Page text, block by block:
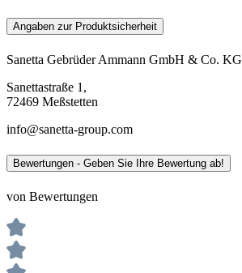
Angaben zur Produktsicherheit
Sanetta Gebrüder Ammann GmbH & Co. KG
Sanettastraße 1,
72469 Meßstetten
info@sanetta-group.com
Bewertungen - Geben Sie Ihre Bewertung ab!
von Bewertungen